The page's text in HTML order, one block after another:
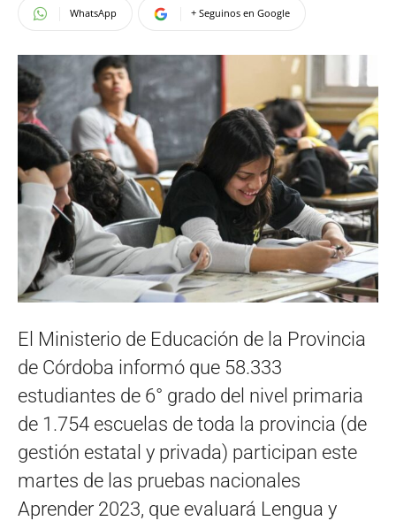
WhatsApp + Seguinos en Google
El Ministerio de Educación de la Provincia
de Córdoba informó que 58.333
estudiantes de 6° grado del nivel primaria
de 1.754 escuelas de toda la provincia (de
gestión estatal y privada) participan este
martes de las pruebas nacionales
Aprender 2023, que evaluará Lengua y